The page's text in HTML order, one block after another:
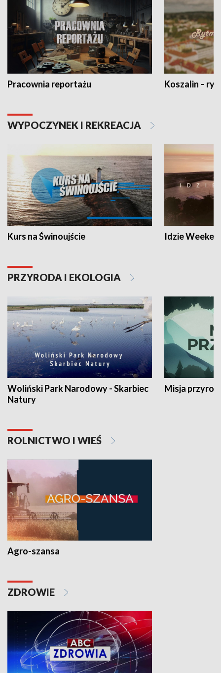
Pracownia reportażu Koszalin –
WYPOCZYNEK I REKREACJA
Kurs na Świnoujście Idzie
PRZYRODA I EKOLOGIA
Woliński Park Narodowy - Skarbiec
Natury
Misja
ROLNICTWO I WIEŚ
Agro-szansa
ZDROWIE